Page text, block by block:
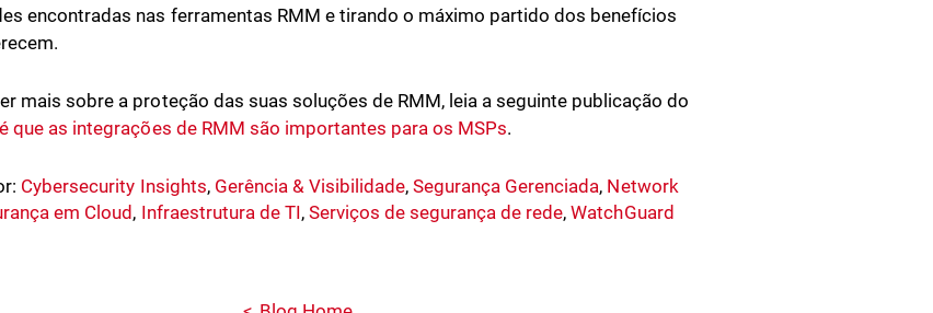
encontradas nas ferramentas RMM e tirando o máximo partido dos benefícios
mais sobre a proteção das suas soluções de RMM, leia a seguinte publicação do
que as integrações de RMM são importantes para os MSPs.
Cybersecurity Insights, Gerência & Visibilidade,Segurança Gerenciada, Network
em Cloud, Infraestrutura de TI, Serviços de segurança de rede,WatchGuard